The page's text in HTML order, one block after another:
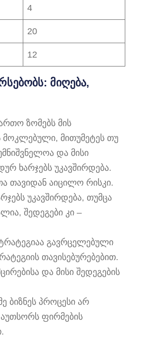
4
20
12
მიღება,
ზომებს მის
მოკლებული, მითუმეტეს თუ
და მისი
ხარჯებს უკავშირდება.
თავიდან აიცილო რისკი.
უკავშირდება, თუმცა
შედეგები კი –
გავრცელებული
თავისებურებებით.
და მისი შედეგების
ბიზნეს პროცესი არ
აუთსორს ფირმების